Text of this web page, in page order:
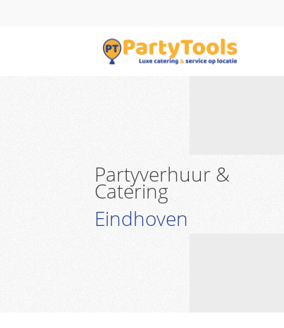
Partyverhuur &
Catering
Eindhoven